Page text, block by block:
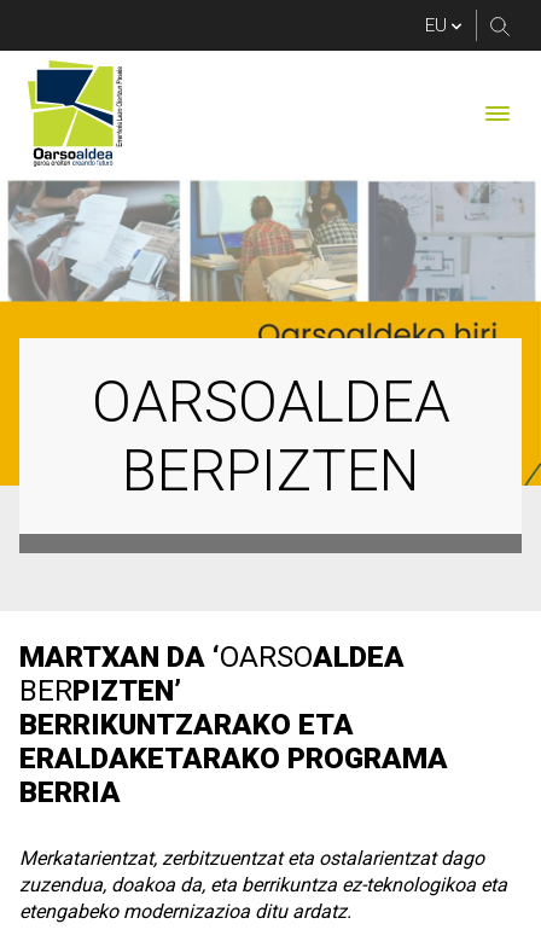
OARSOALDEA
OARSOALDEA
BERPIZTEN
MARTXAN DA ‘OARSOALDEA
BERPIZTEN’
BERRIKUNTZARAKO ETA
ERALDAKETARAKO PROGRAMA
BERRIA
Merkatarientzat, zerbitzuentzat eta ostalarientzat dago
zuzendua, doakoa da, eta berrikuntza ez-teknologikoa eta
etengabeko modernizazioa ditu ardatz.